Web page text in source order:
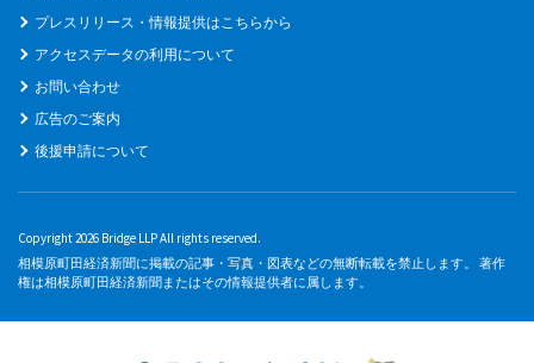
プレスリリース・情報提供はこちらから
アクセスデータの利用について
お問い合わせ
広告のご案内
後援申請について
Copyright 2026 Bridge LLP All rights reserved.
相模原町田経済新聞に掲載の記事・写真・図表などの無断転載を禁止します。 著作
権は相模原町田経済新聞またはその情報提供者に属します。